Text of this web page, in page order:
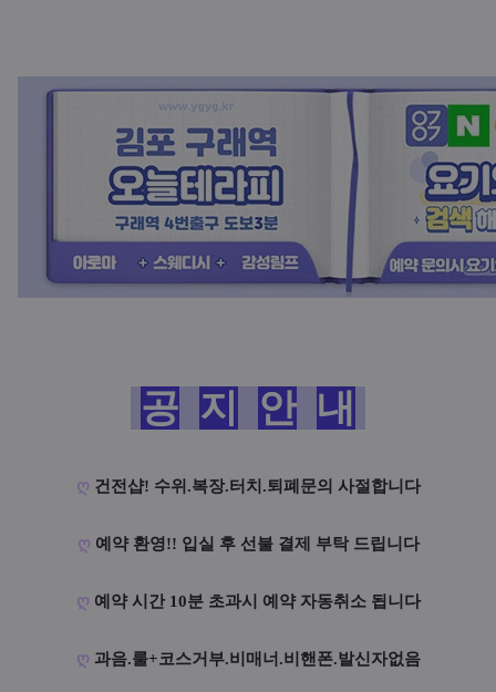
공 지 안 내
ღ 건전샵! 수위.복장.터치.퇴폐문의 사절합니다
ღ 예약 환영!! 입실 후 선불 결제 부탁 드립니다
ღ 예약 시간 10분 초과시 예약 자동취소 됩니다
ღ 과음.룰+코스거부.비매너.비핸폰.발신자없음